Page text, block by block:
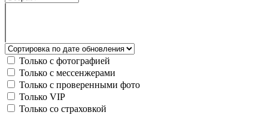
Только с фотографией
Только с мессенжерами
Только с проверенными фото
Только VIP
Только со страховкой